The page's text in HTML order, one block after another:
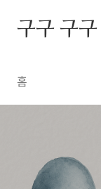
구구 구구
홈